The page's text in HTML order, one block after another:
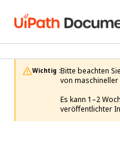
Wichtig :Bitte beachten
von
Es kann 1–2
veröffentlichter